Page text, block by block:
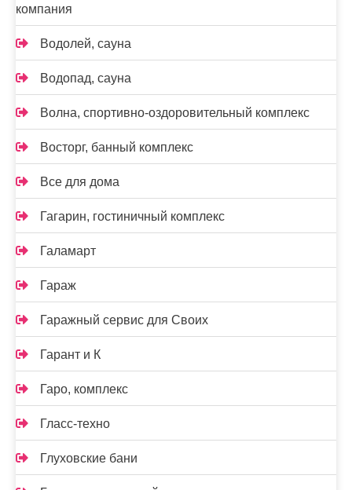
компания
Водолей, сауна
Водопад, сауна
Волна, спортивно-оздоровительный комплекс
Восторг, банный комплекс
Все для дома
Гагарин, гостиничный комплекс
Галамарт
Гараж
Гаражный сервис для Своих
Гарант и К
Гаро, комплекс
Гласс-техно
Глуховские бани